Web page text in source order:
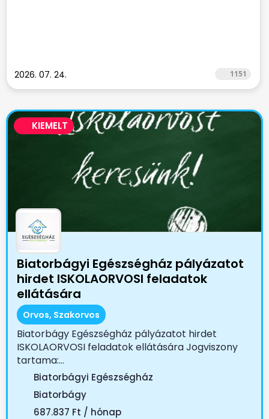
2026. 07. 24. 1151
KIEMELT
Biatorbágyi Egészségház pályázatot
hirdet ISKOLAORVOSI feladatok
ellátására
Orvos, Szakorvos
Biatorbágy Egészségház pályázatot hirdet
ISKOLAORVOSI feladatok ellátására Jogviszony
tartama:...
Biatorbágyi Egészségház
Biatorbágy
687.837 Ft / hónap